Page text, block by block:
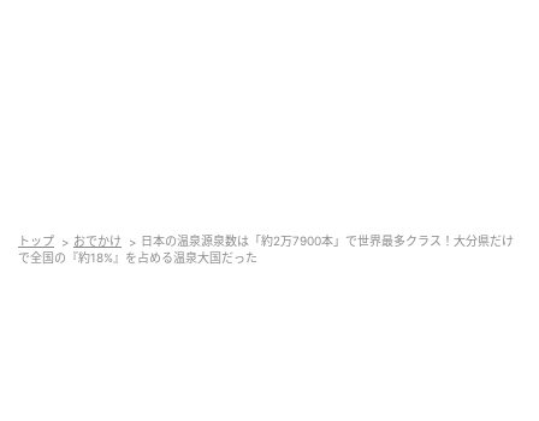
（2185本）と続きますが、大分県との差は歴然です。
トップ おでかけ
日本の温泉源泉数は「約2万7900本」で世界最多クラス！大分県だけ
で全国の『約18%』を占める温泉大国だった